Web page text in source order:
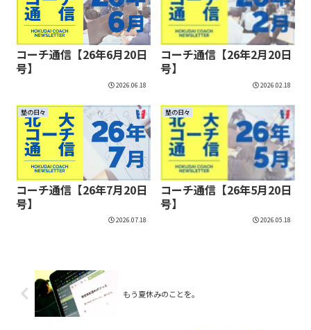
コーチ通信【26年6月20日
号】
2026.06.18
コーチ通信【26年2月20日
号】
2026.02.18
塾の日々
コーチ通信【26年7月20日
号】
2026.07.18
塾の日々
コーチ通信【26年5月20日
号】
2026.05.18
もう夏休みのことを。